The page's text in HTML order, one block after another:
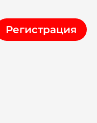
Регистрация